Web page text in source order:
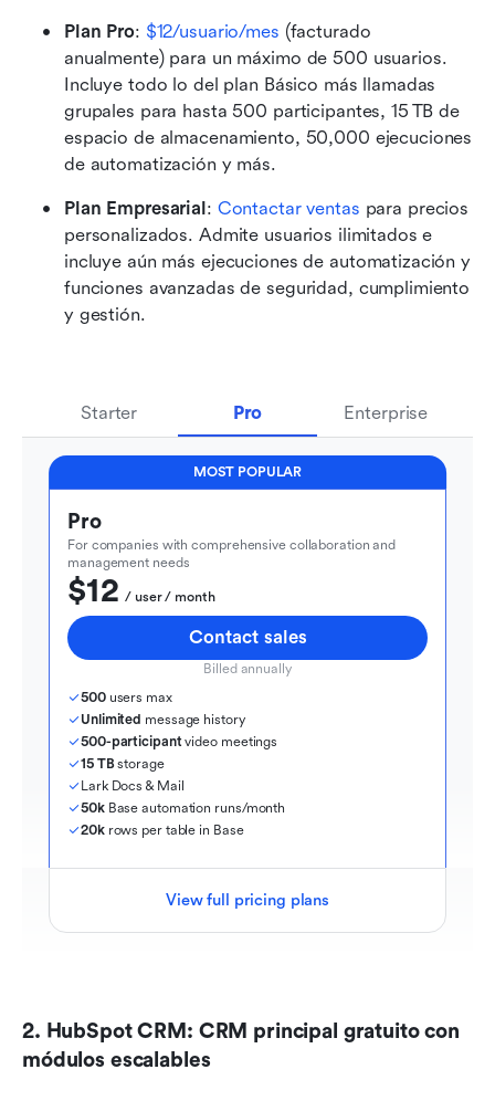
Plan Pro: $12/usuario/mes (facturado
anualmente) para un máximo de 500 usuarios.
Incluye todo lo del plan Básico más llamadas
grupales para hasta 500 participantes, 15 TB de
espacio de almacenamiento, 50,000 ejecuciones
de automatización y más.
Plan Empresarial: Contactar ventas para precios
personalizados. Admite usuarios ilimitados e
incluye aún más ejecuciones de automatización y
funciones avanzadas de seguridad, cumplimiento
y gestión.
Starter Pro Enterprise
MOST POPULAR
Pro
For companies with comprehensive collaboration and
management needs
$12
  / user / month
Contact sales
Billed annually
500 users max
Unlimited message history
500-participant video meetings
15 TB storage
Lark Docs & Mail
50k Base automation runs/month
20k rows per table in Base
View full pricing plans
2. HubSpot CRM: CRM principal gratuito con
módulos escalables